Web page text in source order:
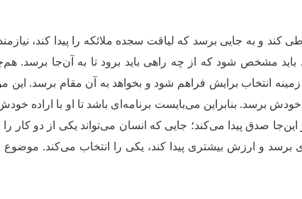
کند و به جایی برسد که لیاقت سجده ملائکه را پیدا کند،
مشخص شود که از چه راهی باید برود تا به آن‌جا برسد.
انتخاب برایش فراهم شود و بخواهد به آن مقام برسد. این
برسد. بنابراین می‌بایست برنامه‌ای باشد تا او با اراده خودش
صدق پیدا می‌کند؛ جایی که انسان می‌تواند یکی از دو کار
برسد و ارزش بیشتری پیدا کند، یکی‌ را انتخاب می‌کند.